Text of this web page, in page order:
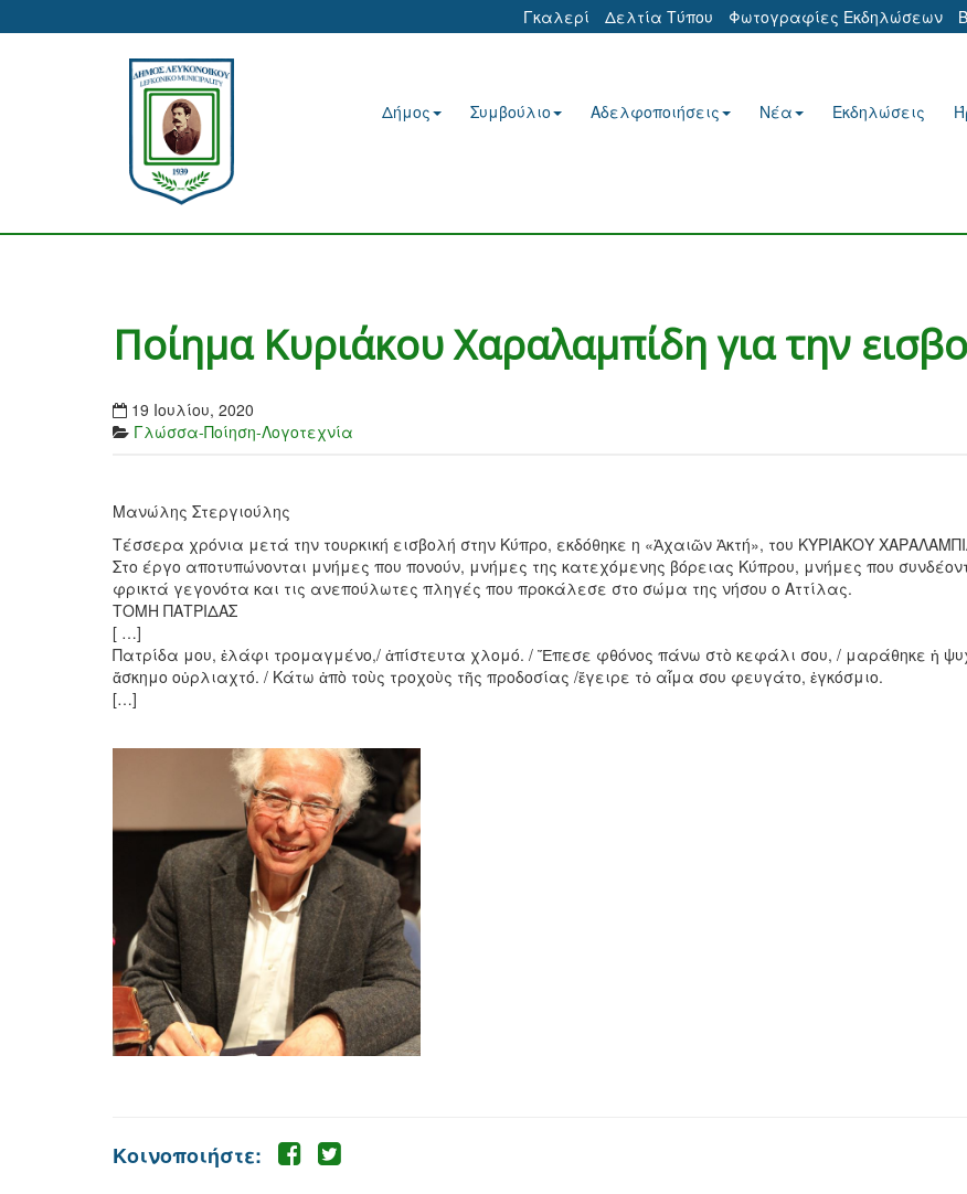
Γκαλερί Δελτία Τύπου Φωτογραφίες Εκδηλώσεων
Δήμος Συμβούλιο Αδελφοποιήσεις Νέα Εκδηλώσεις
Ποίημα Κυριάκου Χαραλαμπίδη για την
19 Ιουλίου, 2020
Γλώσσα-Ποίηση-Λογοτεχνία
Μανώλης Στεργιούλης
Τέσσερα χρόνια μετά την τουρκική εισβολή στην Κύπρο, εκδόθηκε η «Ἀχαιῶν Ἀκτή», του ΚΥΡΙΑΚΟΥ
Στο έργο αποτυπώνονται μνήμες που πονούν, μνήμες της κατεχόμενης βόρειας Κύπρου, μνήμες που
φρικτά γεγονότα και τις ανεπούλωτες πληγές που προκάλεσε στο σώμα της νήσου ο Αττίλας.
ΤΟΜΗ ΠΑΤΡΙΔΑΣ
[ …]
Πατρίδα μου, ἐλάφι τρομαγμένο,/ ἀπίστευτα χλομό. / Ἔπεσε φθόνος πάνω στὸ κεφάλι σου, / μαράθηκε ἡ
ἄσκημο οὐρλιαχτό. / Κάτω ἀπὸ τοὺς τροχοὺς τῆς προδοσίας /ἔγειρε τὀ αἷμα σου φευγάτο, ἐγκόσμιο.
[…]
Κοινοποιήστε: